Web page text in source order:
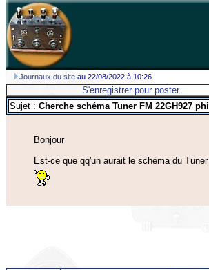
Journaux du site au 22/08/2022 à 10:26
S'enregistrer pour poster
Sujet : Cherche schéma Tuner FM 22GH927
Bonjour
Est-ce que qq'un aurait le schéma du